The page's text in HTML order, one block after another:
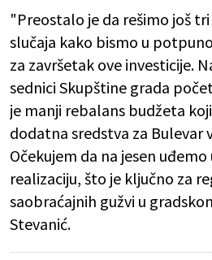
"Preostalo je da rešimo još
slučaja kako bismo u
za završetak ove investicije.
sednici Skupštine grada
je manji rebalans budžeta
dodatna sredstva za Bulevar
Očekujem da na jesen
realizaciju, što je ključno za
saobraćajnih gužvi u
Stevanić.